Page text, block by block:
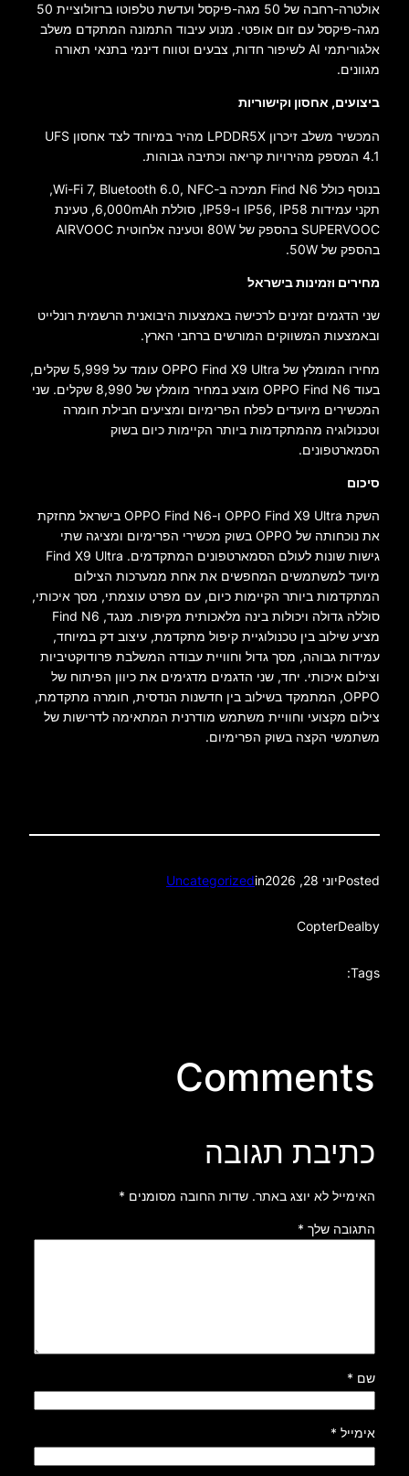
אולטרה-רחבה של 50 מגה-פיקסל ועדשת טלפוטו ברזולוציית 50
מגה-פיקסל עם זום אופטי. מנוע עיבוד התמונה המתקדם משלב
אלגוריתמי AI לשיפור חדות, צבעים וטווח דינמי בתנאי תאורה
מגוונים.
ביצועים, אחסון וקישוריות
המכשיר משלב זיכרון LPDDR5X מהיר במיוחד לצד אחסון UFS
4.1 המספק מהירויות קריאה וכתיבה גבוהות.
בנוסף כולל Find N6 תמיכה ב-Wi-Fi 7, Bluetooth 6.0, NFC,
תקני עמידות IP56, IP58 ו-IP59, סוללת 6,000mAh, טעינת
SUPERVOOC בהספק של 80W וטעינה אלחוטית AIRVOOC
בהספק של 50W.
מחירים וזמינות בישראל
שני הדגמים זמינים לרכישה באמצעות היבואנית הרשמית רונלייט
ובאמצעות המשווקים המורשים ברחבי הארץ.
מחירו המומלץ של OPPO Find X9 Ultra עומד על 5,999 שקלים,
בעוד OPPO Find N6 מוצע במחיר מומלץ של 8,990 שקלים. שני
המכשירים מיועדים לפלח הפרימיום ומציעים חבילת חומרה
וטכנולוגיה מהמתקדמות ביותר הקיימות כיום בשוק
הסמארטפונים.
סיכום
השקת OPPO Find X9 Ultra ו-OPPO Find N6 בישראל מחזקת
את נוכחותה של OPPO בשוק מכשירי הפרימיום ומציגה שתי
גישות שונות לעולם הסמארטפונים המתקדמים. Find X9 Ultra
מיועד למשתמשים המחפשים את אחת ממערכות הצילום
המתקדמות ביותר הקיימות כיום, עם מפרט עוצמתי, מסך איכותי,
סוללה גדולה ויכולות בינה מלאכותית מקיפות. מנגד, Find N6
מציע שילוב בין טכנולוגיית קיפול מתקדמת, עיצוב דק במיוחד,
עמידות גבוהה, מסך גדול וחוויית עבודה המשלבת פרודוקטיביות
וצילום איכותי. יחד, שני הדגמים מדגימים את כיוון הפיתוח של
OPPO, המתמקד בשילוב בין חדשנות הנדסית, חומרה מתקדמת,
צילום מקצועי וחוויית משתמש מודרנית המתאימה לדרישות של
משתמשי הקצה בשוק הפרימיום.
Postedיוני 28, 2026 in
Uncategorized
by
CopterDeal
Tags:
Comments
כתיבת תגובה
האימייל לא יוצג באתר. שדות החובה מסומנים *
התגובה שלך *
שם *
אימייל *